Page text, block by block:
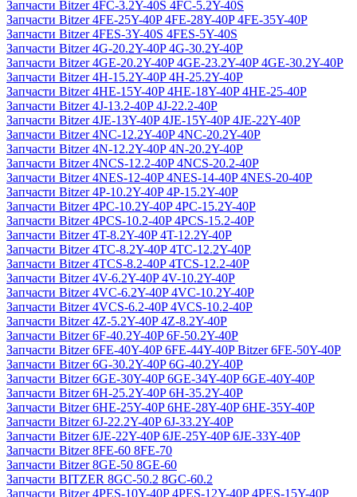
Запчасти Bitzer 4FC-3.2Y-40S 4FC-5.2Y-40S
Запчасти Bitzer 4FE-25Y-40P 4FE-28Y-40P 4FE-35Y-40P
Запчасти Bitzer 4FES-3Y-40S 4FES-5Y-40S
Запчасти Bitzer 4G-20.2Y-40P 4G-30.2Y-40P
Запчасти Bitzer 4GE-20.2Y-40P 4GE-23.2Y-40P 4GE-30.2Y-40P
Запчасти Bitzer 4H-15.2Y-40P 4H-25.2Y-40P
Запчасти Bitzer 4HE-15Y-40P 4HE-18Y-40P 4HE-25-40P
Запчасти Bitzer 4J‐13.2-40P 4J‐22.2-40P
Запчасти Bitzer 4JE-13Y-40P 4JE-15Y-40P 4JE-22Y-40P
Запчасти Bitzer 4NC-12.2Y-40P 4NC-20.2Y-40P
Запчасти Bitzer 4N-12.2Y-40P 4N-20.2Y-40P
Запчасти Bitzer 4NCS-12.2-40P 4NCS-20.2-40P
Запчасти Bitzer 4NES-12-40P 4NES-14-40P 4NES-20-40P
Запчасти Bitzer 4P-10.2Y-40P 4P-15.2Y-40P
Запчасти Bitzer 4PC-10.2Y-40P 4PC-15.2Y-40P
Запчасти Bitzer 4PCS-10.2-40P 4PCS-15.2-40P
Запчасти Bitzer 4T-8.2Y-40P 4T-12.2Y-40P
Запчасти Bitzer 4TC-8.2Y-40P 4TC-12.2Y-40P
Запчасти Bitzer 4TCS-8.2-40P 4TCS-12.2-40P
Запчасти Bitzer 4V-6.2Y-40P 4V-10.2Y-40P
Запчасти Bitzer 4VC-6.2Y-40P 4VC-10.2Y-40P
Запчасти Bitzer 4VCS-6.2-40P 4VCS-10.2-40P
Запчасти Bitzer 4Z-5.2Y-40P 4Z-8.2Y-40P
Запчасти Bitzer 6F-40.2Y-40P 6F-50.2Y-40P
Запчасти Bitzer 6FE-40Y-40P 6FE-44Y-40P Bitzer 6FE-50Y-40P
Запчасти Bitzer 6G-30.2Y-40P 6G-40.2Y-40P
Запчасти Bitzer 6GE-30Y-40P 6GE-34Y-40P 6GE-40Y-40P
Запчасти Bitzer 6H-25.2Y-40P 6H-35.2Y-40P
Запчасти Bitzer 6HE-25Y-40P 6HE-28Y-40P 6HE-35Y-40P
Запчасти Bitzer 6J-22.2Y-40P 6J-33.2Y-40P
Запчасти Bitzer 6JE-22Y-40P 6JE-25Y-40P 6JE-33Y-40P
Запчасти Bitzer 8FE-60 8FE-70
Запчасти Bitzer 8GE-50 8GE-60
Запчасти BITZER 8GC-50.2 8GC-60.2
Запчасти Bitzer 4PES-10Y-40P 4PES-12Y-40P 4PES-15Y-40P